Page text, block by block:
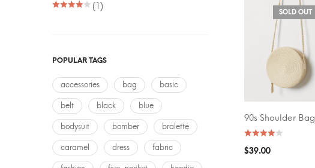
AVERAGE RATING
(1)
(1)
SELECT OPTIONS
SOLD OUT
90s Shoulder Bag
$39.00
(1)
POPULAR TAGS
accessories bag basic
belt black blue
bodysuit bomber bralette
caramel dress fabric